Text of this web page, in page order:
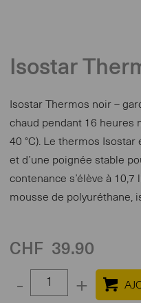
Isostar
Isostar Thermos noir –
chaud pendant 16 heures
40 °C). Le thermos
et d’une poignée stable
contenance s’élève à 10,7
mousse de polyuréthane,
CHF 39.90
- +
quantity